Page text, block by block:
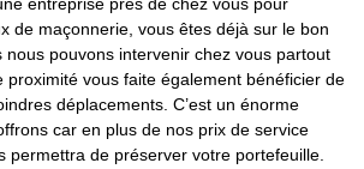
de maçonnerie, vous êtes déjà sur le bon
nous pouvons intervenir chez vous partout
proximité vous faite également bénéficier de
déplacements. C’est un énorme
car en plus de nos prix de service
permettra de préserver votre portefeuille.